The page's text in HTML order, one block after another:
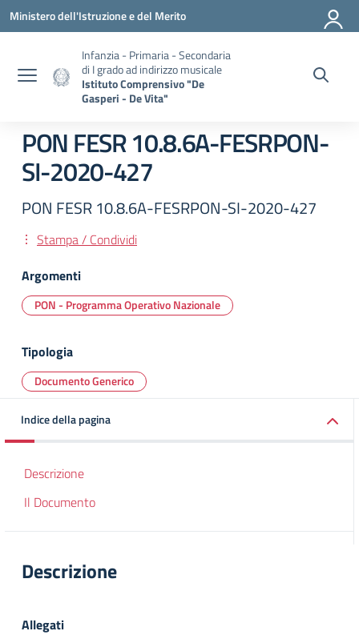
Vai ai contenuti
Vai al menu di navigazione
Vai al footer
Ministero dell'Istruzione e del Merito
Infanzia - Primaria - Secondaria
di I grado ad indirizzo musicale
Istituto Comprensivo "De
Gasperi - De Vita"
PON FESR 10.8.6A-FESRPON-
SI-2020-427
PON FESR 10.8.6A-FESRPON-SI-2020-427
Stampa / Condividi
Argomenti
PON - Programma Operativo Nazionale
Tipologia
Documento Generico
Indice della pagina
Descrizione
Il Documento
Descrizione
Allegati